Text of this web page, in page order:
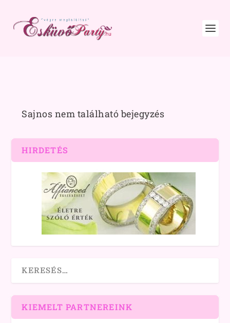
Sajnos nem található bejegyzés
HIRDETÉS
KIEMELT PARTNEREINK